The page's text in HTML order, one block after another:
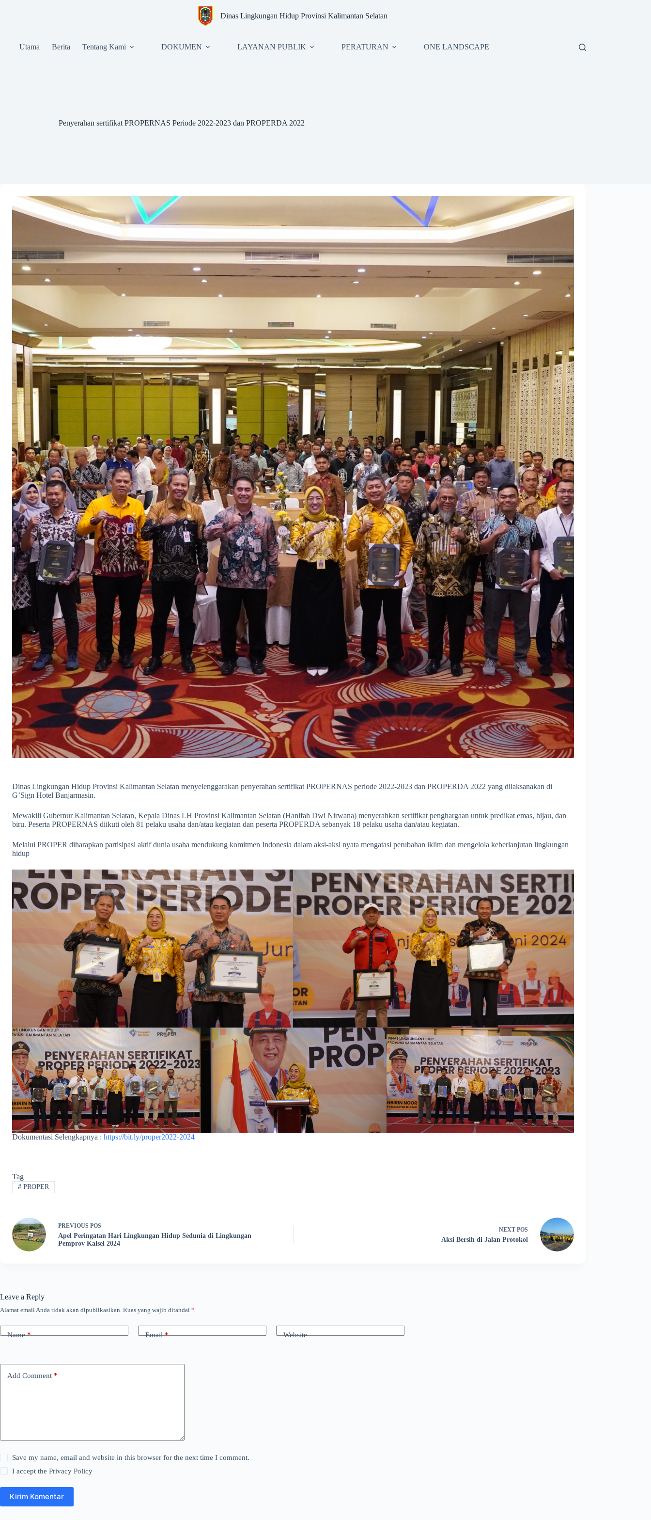
Dinas Lingkungan Hidup Provinsi Kalimantan Selatan
Utama Berita Tentang Kami DOKUMEN LAYANAN PUBLIK PERATURAN ONE LANDSCAPE
Penyerahan sertifikat PROPERNAS Periode 2022-2023 dan PROPERDA 2022
Dinas Lingkungan Hidup Provinsi Kalimantan Selatan menyelenggarakan penyerahan sertifikat PROPERNAS periode 2022-2023 dan PROPERDA 2022 yang dilaksanakan di
G’Sign Hotel Banjarmasin.
Mewakili Gubernur Kalimantan Selatan, Kepala Dinas LH Provinsi Kalimantan Selatan (Hanifah Dwi Nirwana) menyerahkan sertifikat penghargaan untuk predikat emas, hijau, dan
biru. Peserta PROPERNAS diikuti oleh 81 pelaku usaha dan/atau kegiatan dan peserta PROPERDA sebanyak 18 pelaku usaha dan/atau kegiatan.
Melalui PROPER diharapkan partisipasi aktif dunia usaha mendukung komitmen Indonesia dalam aksi-aksi nyata mengatasi perubahan iklim dan mengelola keberlanjutan lingkungan
hidup
Dokumentasi Selengkapnya : https://bit.ly/proper2022-2024
Tag
#PROPER
PREVIOUS POS
Apel Peringatan Hari Lingkungan Hidup Sedunia di Lingkungan
Pemprov Kalsel 2024
NEXT POS
Aksi Bersih di Jalan Protokol
Leave a Reply
Alamat email Anda tidak akan dipublikasikan. Ruas yang wajib ditandai *
Name* Email* Website
Add Comment *
Save my name, email and website in this browser for the next time I comment.
I accept thePrivacy Policy
Kirim Komentar